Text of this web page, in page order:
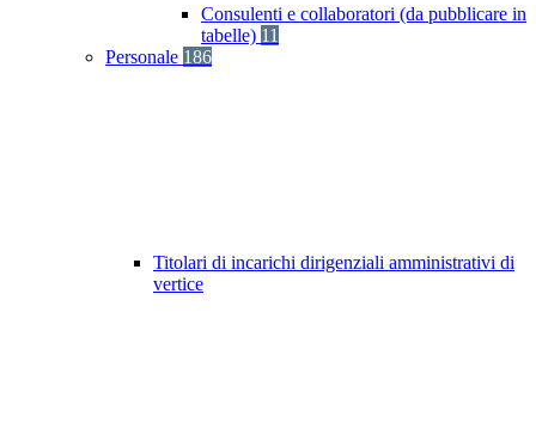
Consulenti e collaboratori (da pubblicare in
tabelle) 11
Personale 186
Titolari di incarichi dirigenziali amministrativi di
vertice